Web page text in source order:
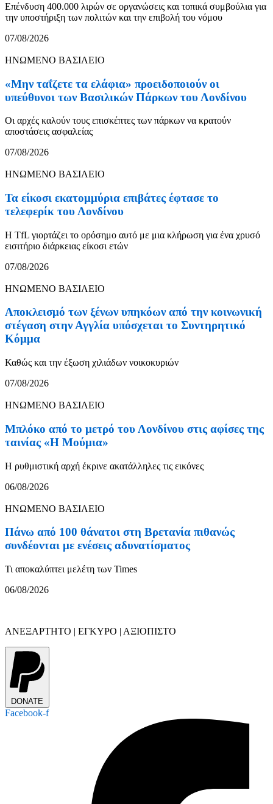
Επένδυση 400.000 λιρών σε οργανώσεις και τοπικά συμβούλια για
την υποστήριξη των πολιτών και την επιβολή του νόμου
07/08/2026
ΗΝΩΜΕΝΟ ΒΑΣΙΛΕΙΟ
«Μην ταΐζετε τα ελάφια» προειδοποιούν οι
υπεύθυνοι των Βασιλικών Πάρκων του Λονδίνου
Οι αρχές καλούν τους επισκέπτες των πάρκων να κρατούν
αποστάσεις ασφαλείας
07/08/2026
ΗΝΩΜΕΝΟ ΒΑΣΙΛΕΙΟ
Τα είκοσι εκατομμύρια επιβάτες έφτασε το
τελεφερίκ του Λονδίνου
Η TfL γιορτάζει το ορόσημο αυτό με μια κλήρωση για ένα χρυσό
εισιτήριο διάρκειας είκοσι ετών
07/08/2026
ΗΝΩΜΕΝΟ ΒΑΣΙΛΕΙΟ
Αποκλεισμό των ξένων υπηκόων από την κοινωνική
στέγαση στην Αγγλία υπόσχεται το Συντηρητικό
Κόμμα
Καθώς και την έξωση χιλιάδων νοικοκυριών
07/08/2026
ΗΝΩΜΕΝΟ ΒΑΣΙΛΕΙΟ
Μπλόκο από το μετρό του Λονδίνου στις αφίσες της
ταινίας «Η Μούμια»
Η ρυθμιστική αρχή έκρινε ακατάλληλες τις εικόνες
06/08/2026
ΗΝΩΜΕΝΟ ΒΑΣΙΛΕΙΟ
Πάνω από 100 θάνατοι στη Βρετανία πιθανώς
συνδέονται με ενέσεις αδυνατίσματος
Τι αποκαλύπτει μελέτη των Times
06/08/2026
ΑΝΕΞΑΡΤΗΤΟ | ΕΓΚΥΡΟ | ΑΞΙΟΠΙΣΤΟ
DONATE
Facebook-f